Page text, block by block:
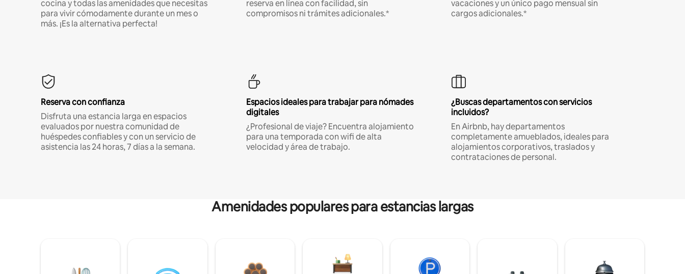
cocina y todas las amenidades que necesitas
para vivir cómodamente durante un mes o
más. ¡Es la alternativa perfecta!
reserva en línea con facilidad, sin
compromisos ni trámites adicionales.*
vacaciones y un único pago mensual sin
cargos adicionales.*
Reserva con confianza
Disfruta una estancia larga en espacios
evaluados por nuestra comunidad de
huéspedes confiables y con un servicio de
asistencia las 24 horas, 7 días a la semana.
Espacios ideales para trabajar para nómades
digitales
¿Profesional de viaje? Encuentra alojamiento
para una temporada con wifi de alta
velocidad y área de trabajo.
¿Buscas departamentos con servicios
incluidos?
En Airbnb, hay departamentos
completamente amueblados, ideales para
alojamientos corporativos, traslados y
contrataciones de personal.
Amenidades populares para estancias largas